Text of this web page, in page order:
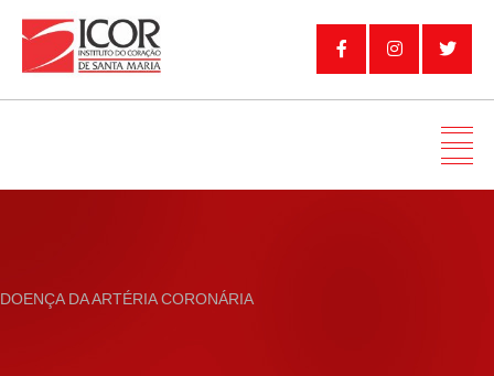
DOENÇA DA ARTÉRIA CORONÁRIA